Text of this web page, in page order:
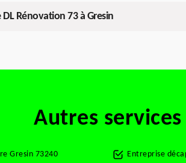
Rénovation 73 à Gresin
Autres services
Gresin 73240 Entreprise